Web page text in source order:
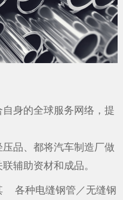
身的全球服务网络，提
品、都将汽车制造厂做
辅助资材和成品。
各种电缝钢管／无缝钢